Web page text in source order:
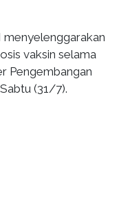
menyelenggarakan
vaksin selama
Pengembangan
(31/7).